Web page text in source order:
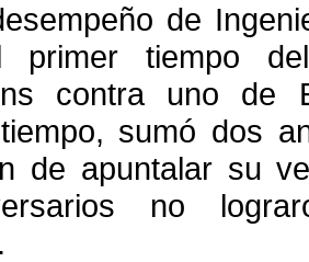
de
primer tiempo
contra uno de
sumó dos
de apuntalar su
no